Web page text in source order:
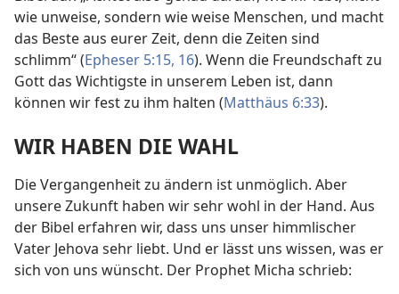
wie unweise, sondern wie weise Menschen, und macht
das Beste aus eurer Zeit, denn die Zeiten sind
schlimm“ (Epheser 5:15, 16). Wenn die Freundschaft zu
Gott das Wichtigste in unserem Leben ist, dann
können wir fest zu ihm halten (Matthäus 6:33).
WIR HABEN DIE WAHL
Die Vergangenheit zu ändern ist unmöglich. Aber
unsere Zukunft haben wir sehr wohl in der Hand. Aus
der Bibel erfahren wir, dass uns unser himmlischer
Vater Jehova sehr liebt. Und er lässt uns wissen, was er
sich von uns wünscht. Der Prophet Micha schrieb: